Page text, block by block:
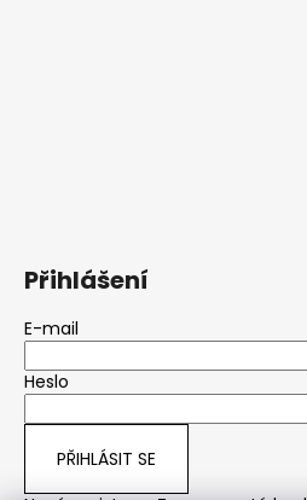
Přihlášení
E-mail
Heslo
PŘIHLÁSIT SE